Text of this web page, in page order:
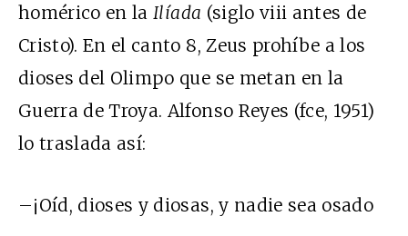
homérico en la Ilíada (siglo viii antes de
Cristo). En el canto 8, Zeus prohíbe a los
dioses del Olimpo que se metan en la
Guerra de Troya. Alfonso Reyes (fce, 1951)
lo traslada así:
–¡Oíd, dioses y diosas, y nadie sea osado